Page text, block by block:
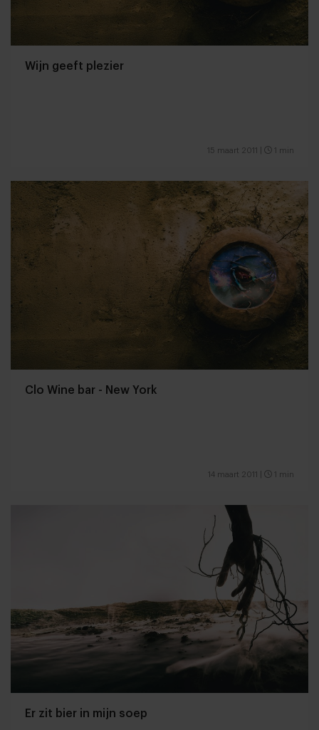
Wijn geeft plezier
15 maart 2011 1 min
Clo Wine bar - New York
14 maart 2011 1 min
Er zit bier in mijn soep